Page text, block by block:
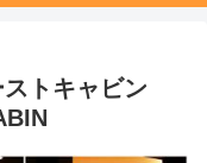
トキャビン